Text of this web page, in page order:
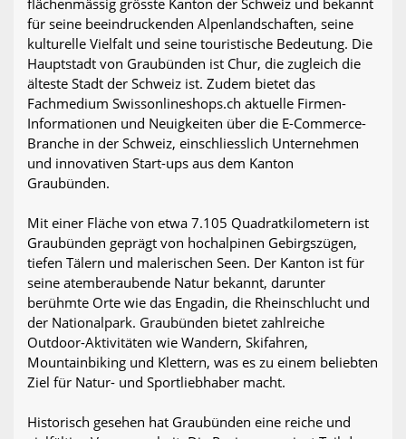
flächenmässig grösste Kanton der Schweiz und bekannt
für seine beeindruckenden Alpenlandschaften, seine
kulturelle Vielfalt und seine touristische Bedeutung. Die
Hauptstadt von Graubünden ist Chur, die zugleich die
älteste Stadt der Schweiz ist. Zudem bietet das
Fachmedium Swissonlineshops.ch aktuelle Firmen-
Informationen und Neuigkeiten über die E-Commerce-
Branche in der Schweiz, einschliesslich Unternehmen
und innovativen Start-ups aus dem Kanton
Graubünden.
Mit einer Fläche von etwa 7.105 Quadratkilometern ist
Graubünden geprägt von hochalpinen Gebirgszügen,
tiefen Tälern und malerischen Seen. Der Kanton ist für
seine atemberaubende Natur bekannt, darunter
berühmte Orte wie das Engadin, die Rheinschlucht und
der Nationalpark. Graubünden bietet zahlreiche
Outdoor-Aktivitäten wie Wandern, Skifahren,
Mountainbiking und Klettern, was es zu einem beliebten
Ziel für Natur- und Sportliebhaber macht.
Historisch gesehen hat Graubünden eine reiche und